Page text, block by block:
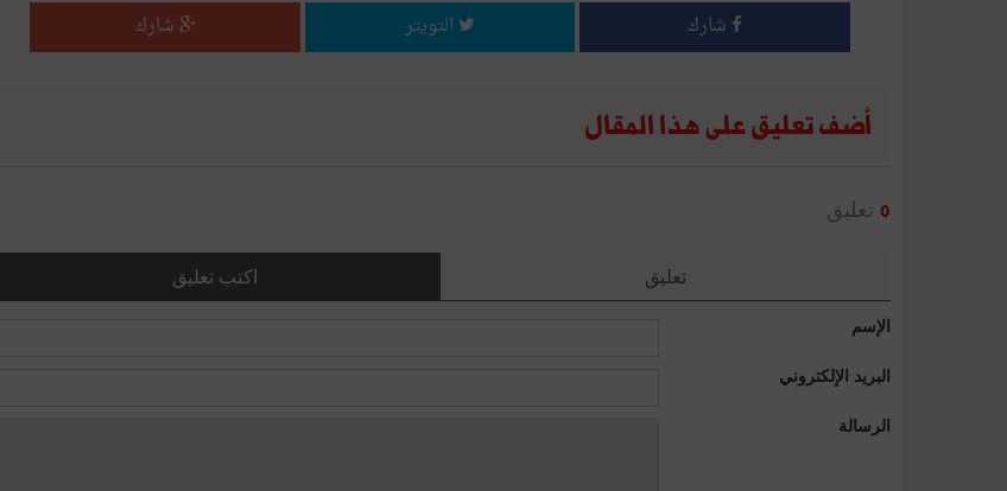
شارك التويتر شارك
أضف تعليق على هذا المقال
0 تعليق
اكتب تعليق تعليق
الإسم
البريد الإلكتروني
الرسالة